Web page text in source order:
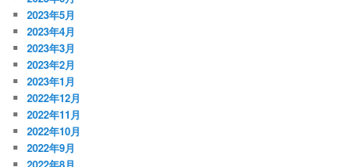
2023年5月
2023年4月
2023年3月
2023年2月
2023年1月
2022年12月
2022年11月
2022年10月
2022年9月